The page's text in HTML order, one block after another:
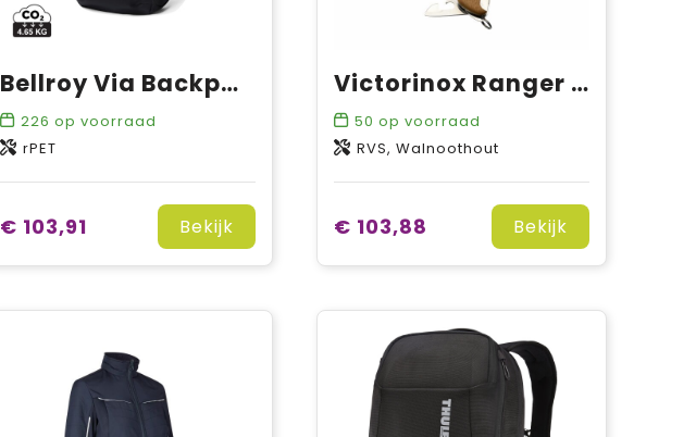
Bellroy Via Backpack
226 op voorraad
rPET
€ 103,91 Bekijk
Victorinox Ranger 55 Wood zakmes
50 op voorraad
RVS, Walnoothout
€ 103,88 Bekijk